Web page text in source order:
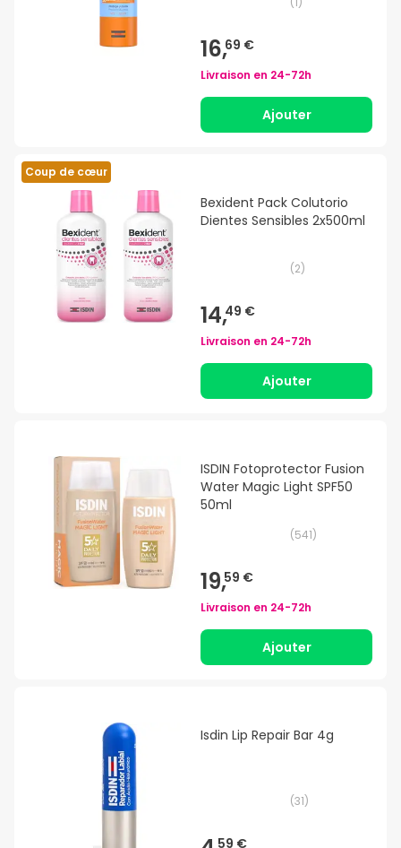
16,69 €
Livraison en 24-72h
Ajouter
Coup de cœur
Bexident Pack Colutorio
Dientes Sensibles 2x500ml
(2)
14,49 €
Livraison en 24-72h
Ajouter
ISDIN Fotoprotector Fusion
Water Magic Light SPF50
50ml
(541)
19,59 €
Livraison en 24-72h
Ajouter
Isdin Lip Repair Bar 4g
(31)
59 €